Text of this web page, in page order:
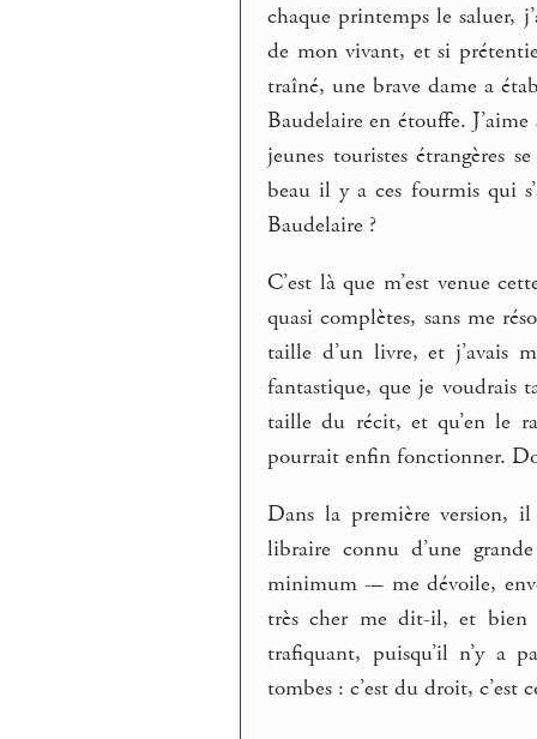
chaque printemps le saluer,
de mon vivant, et si
traîné, une brave dame a
Baudelaire en étouffe.
jeunes touristes étrangères
beau il y a ces fourmis qui
Baudelaire ?
C’est là que m’est venue
quasi complètes, sans me
taille d’un livre, et j’avais
fantastique, que je voudrais
taille du récit, et qu’en le
pourrait enfin fonctionner.
Dans la première version, il
libraire connu d’une
minimum -– me dévoile,
très cher me dit-il, et bien
trafiquant, puisqu’il n’y a
tombes : c’est du droit, c’est